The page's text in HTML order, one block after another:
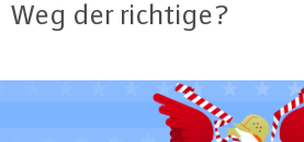
Weg der richtige?